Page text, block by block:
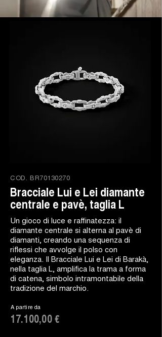
COD. BR70130270
Bracciale Lui e Lei diamante
centrale e pavè, taglia L
Un gioco di luce e raffinatezza: il
diamante centrale si alterna al pavè di
diamanti, creando una sequenza di
riflessi che avvolge il polso con
eleganza. Il Bracciale Lui e Lei di Barakà,
nella taglia L, amplifica la trama a forma
di catena, simbolo intramontabile della
tradizione del marchio.
A partire da
17.100,00 €